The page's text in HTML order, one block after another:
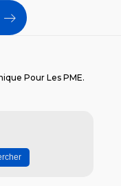
Pour Les PME.